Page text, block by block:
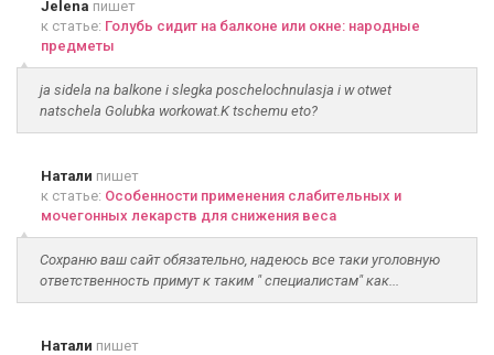
Jelena пишет
к статье: Голубь сидит на балконе или окне: народные
предметы
ja sidela na balkone i slegka poschelochnulasja i w otwet
natschela Golubka workowat.K tschemu eto?
Натали пишет
к статье: Особенности применения слабительных и
мочегонных лекарств для снижения веса
Сохраню ваш сайт обязательно, надеюсь все таки уголовную
ответственность примут к таким " специалистам" как...
Натали пишет